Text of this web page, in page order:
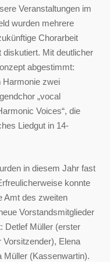
Veranstaltungen im
wurden mehrere
Chorarbeit
diskutiert. Mit deutlicher
abgestimmt:
Harmonie zwei
„vocal
Voices“, die
Liedgut in 14-
in diesem Jahr fast
konnte
Amt des zweiten
Vorstandsmitglieder
Detlef Müller (erster
Elena
Müller (Kassenwartin).